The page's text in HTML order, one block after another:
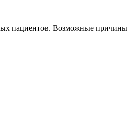
пациентов. Возможные причины